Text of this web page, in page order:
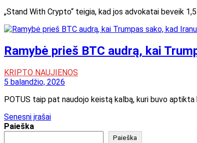
„Stand With Crypto“ teigia, kad jos advokatai beveik
Ramybė prieš BTC audrą, kai
KRIPTO NAUJIENOS
5 balandžio, 2026
POTUS taip pat naudojo keistą kalbą, kuri buvo
Navigacija
tarp
Senesni įrašai
Paieška
Paieška